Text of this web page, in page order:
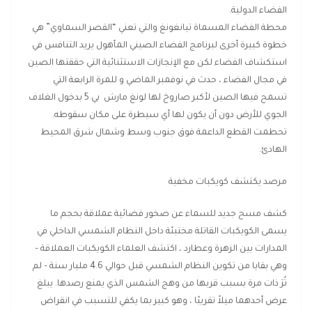
الفضاء الدولية.
محطة الفضاء المسماة تيانغونغ والتي تعني “القصر السماوي” هي
خطوة كبيرة أخرى لبرنامج الفضاء الصيني المأهول يريد التنافس في
استكشاف الفضاء لكن مع الإنجازات الاستثنائية التي حققتها الصين
في مجال الفضاء ، حدث في نوفمبر الماضي و للمرة الرابعة التي
تسمح فيها الصين لأكبر صاروخ لها لونغ مارش بي 5 بدخول الغلاف
الجوي للأرض دون أن يكون لها أي سيطرة على مكان سقوطه.
تحطمت القطع الداعمة فوق جنوب وسط وشمال شرق المحيط
الهادئ.
مرصد يكتشف كويكبات مخفية
كشف مسح جديد للسماء عن صخور فضائية عملاقة بحجم ما
يسمى الكويكبات القاتلة مختبئة داخل النظام الشمسي الداخلي في
المدارات بين الزهرة وعطارد ، اكتشف العلماء الكويكبات العملاقة –
وهي بقايا من تكوين النظام الشمسي قبل حوالي 4.6 مليار سنة – لم
تُرَ ذات مرة بسبب قربها من وهج الشمس الذي يمنع رصدها. يبلغ
عرض أحدهما ميلاً تقريبًا ، وهو كبير بما يكفي للتسبب في انقراض